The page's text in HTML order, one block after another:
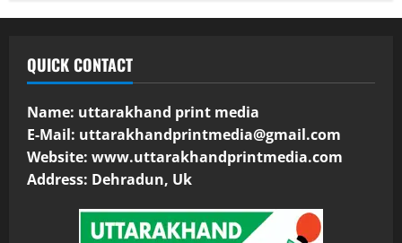
QUICK CONTACT
Name: uttarakhand print media
E-Mail: uttarakhandprintmedia@gmail.com
Website: www.uttarakhandprintmedia.com
Address: Dehradun, Uk